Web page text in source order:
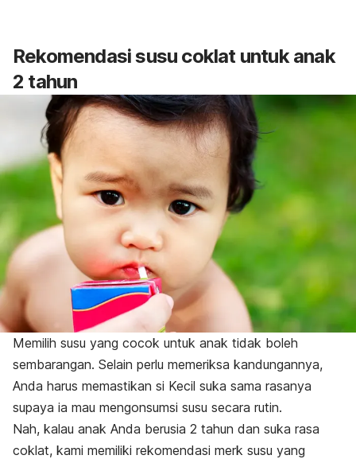
Rekomendasi susu coklat untuk anak
2 tahun
Memilih susu yang cocok untuk anak tidak boleh
sembarangan. Selain perlu memeriksa kandungannya,
Anda harus memastikan si Kecil suka sama rasanya
supaya ia mau mengonsumsi susu secara rutin.
Nah, kalau anak Anda berusia 2 tahun dan suka rasa
coklat, kami memiliki rekomendasi merk susu yang